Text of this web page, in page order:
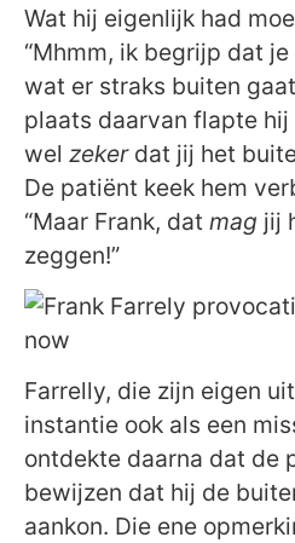
Wat hij eigenlijk had
“Mhmm, ik begrijp dat
wat er straks buiten
plaats daarvan flapte hij
wel zekerdat jij het
De patiënt keek hem
“Maar Frank, dat mag jij
zeggen!”
Farrelly, die zijn eigen
instantie ook als een
ontdekte daarna dat de
bewijzen dat hij de
aankon. Die ene